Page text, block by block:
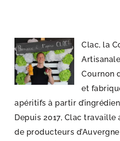
Clac, la
Cournon
et
apéritifs à partir
Depuis 2017, Clac travaille
de producteurs